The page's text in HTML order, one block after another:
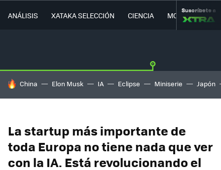
ANÁLISIS XATAKA SELECCIÓN CIENCIA MOVILIDAD
Suscríbete a
HOY SE HABLA DE
China Elon Musk IA Eclipse Miniserie Japón
La startup más importante de
toda Europa no tiene nada que ver
con la IA. Está revolucionando el